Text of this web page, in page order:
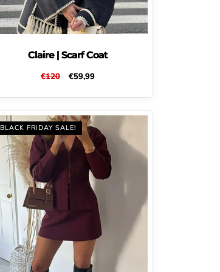
Claire | Scarf Coat
Normale
€120 Aanbiedingsprijs
€59,99
BLACK FRIDAY SALE!